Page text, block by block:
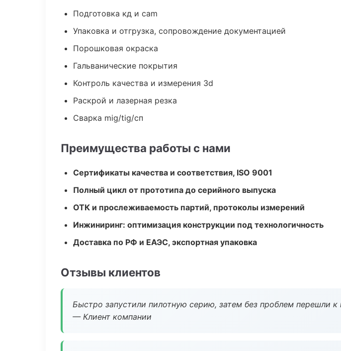
Подготовка кд и cam
Упаковка и отгрузка, сопровождение документацией
Порошковая окраска
Гальванические покрытия
Контроль качества и измерения 3d
Раскрой и лазерная резка
Сварка mig/tig/сп
Преимущества работы с нами
Сертификаты качества и соответствия, ISO 9001
Полный цикл от прототипа до серийного выпуска
ОТК и прослеживаемость партий, протоколы измерений
Инжиниринг: оптимизация конструкции под технологичность
Доставка по РФ и ЕАЭС, экспортная упаковка
Отзывы клиентов
Быстро запустили пилотную серию, затем без проблем перешли к
— Клиент компании